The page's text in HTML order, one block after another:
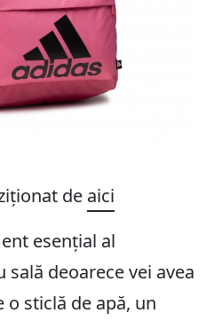
de aici
esențial al
deoarece vei avea
o sticlă de apă, un